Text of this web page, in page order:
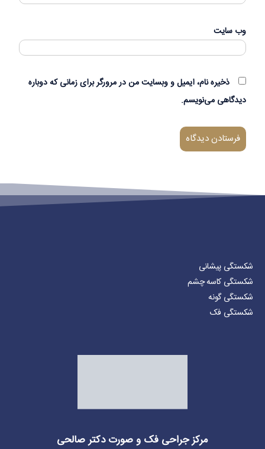
وب‌ سایت
ذخیره نام، ایمیل و وبسایت من در مرورگر برای زمانی که دوباره
دیدگاهی می‌نویسم.
شکستگی پیشانی
شکستگی کاسه چشم
شکستگی گونه
شکستگی فک
مرکز جراحی فک و صورت دکتر صالحی